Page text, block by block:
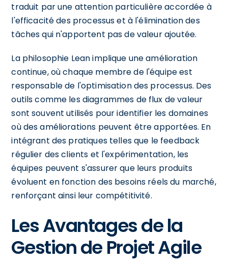
traduit par une attention particulière accordée à
l'efficacité des processus et à l'élimination des
tâches qui n'apportent pas de valeur ajoutée.
La philosophie Lean implique une amélioration
continue, où chaque membre de l'équipe est
responsable de l'optimisation des processus. Des
outils comme les diagrammes de flux de valeur
sont souvent utilisés pour identifier les domaines
où des améliorations peuvent être apportées. En
intégrant des pratiques telles que le feedback
régulier des clients et l'expérimentation, les
équipes peuvent s'assurer que leurs produits
évoluent en fonction des besoins réels du marché,
renforçant ainsi leur compétitivité.
Les Avantages de la
Gestion de Projet Agile